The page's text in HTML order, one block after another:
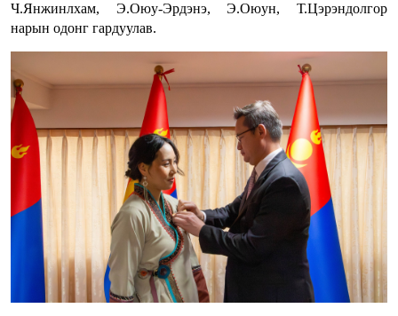
Ч.Янжинлхам, Э.Оюу-Эрдэнэ, Э.Оюун, Т.Цэрэндолгор
нарын одонг гардуулав.